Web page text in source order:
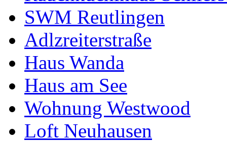
SWM Reutlingen
Adlzreiterstraße
Haus Wanda
Haus am See
Wohnung Westwood
Loft Neuhausen